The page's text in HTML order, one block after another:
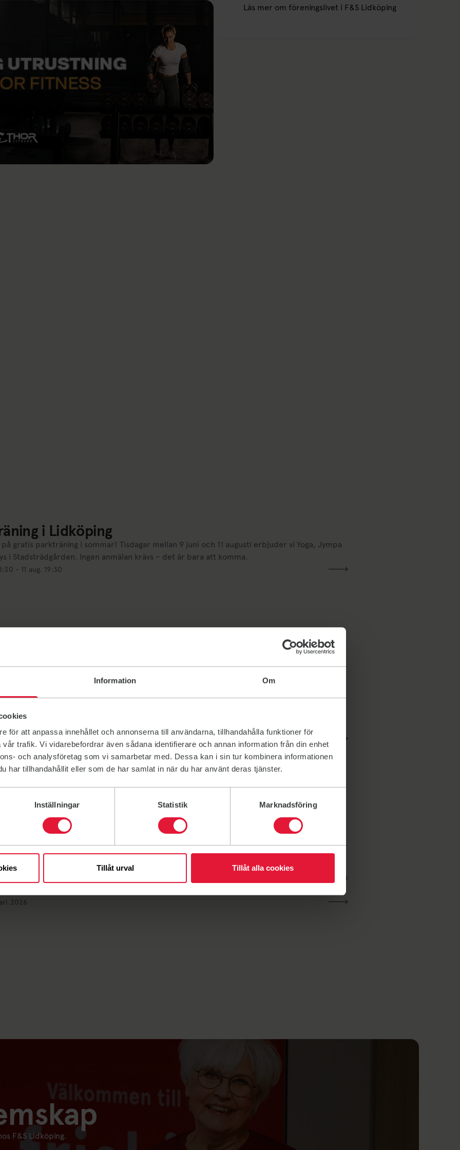
Information Om
för att anpassa innehållet och annonserna till användarna, tillhandahålla funktioner för
trafik. Vi vidarebefordrar även sådana identifierare och annan information från din enhet
och analysföretag som vi samarbetar med. Dessa kan i sin tur kombinera informationen
har tillhandahållit eller som de har samlat in när du har använt deras tjänster.
Inställningar Statistik Marknadsföring
Tillåt urval Tillåt alla cookies
Länk till: Läs mer om föreningslivet i
Läs mer om föreningslivet i F&S Lidköping
i Lidköping
på gratis parkträning i sommar! Tisdagar mellan 9 juni och 11 augusti erbjuder vi Yoga, Jympa
i Stadsträdgården. Ingen anmälan krävs – det är bara att komma.
- 11 aug. 19:30
är för dig som är 75+ och känner att annan träning på Friskis är för tuff. Här får du riktig
aktiviteterna är mjuka och enkla att anpassa efter din förmåga. Räkna med cirka 50
start till slut. Därefter fikar och umgås vi minst lika länge. Seniorklubben bygger…
14:00 - 13 dec. 16:00
hos oss!
finns tack vare ideellt engagerade ledare, tränare och värdar. Att vara funktionär i Friskis
och inspirerande. Som funktionär har du chansen att beröra, överraska och bjuda på
2026
F&S Lidköping.